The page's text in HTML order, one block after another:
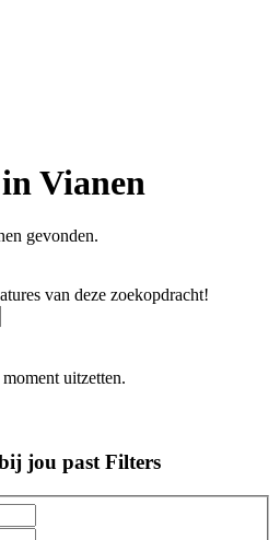
Vianen
gevonden.
van deze zoekopdracht!
uitzetten.
jou past Filters